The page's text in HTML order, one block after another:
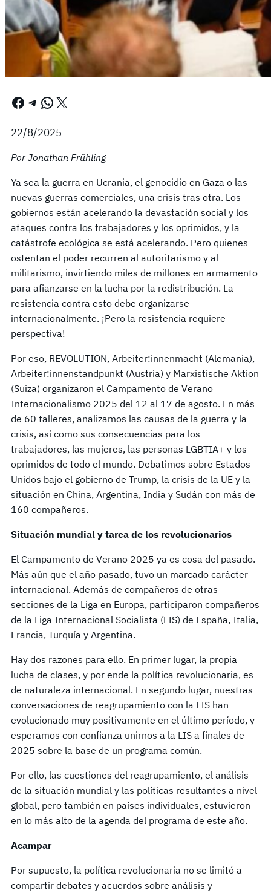
Facebook Telegram WhatsApp X
22/8/2025
Por Jonathan Frühling
Ya sea la guerra en Ucrania, el genocidio en Gaza o las
nuevas guerras comerciales, una crisis tras otra. Los
gobiernos están acelerando la devastación social y los
ataques contra los trabajadores y los oprimidos, y la
catástrofe ecológica se está acelerando. Pero quienes
ostentan el poder recurren al autoritarismo y al
militarismo, invirtiendo miles de millones en armamento
para afianzarse en la lucha por la redistribución. La
resistencia contra esto debe organizarse
internacionalmente. ¡Pero la resistencia requiere
perspectiva!
Por eso, REVOLUTION, Arbeiter:innenmacht (Alemania),
Arbeiter:innenstandpunkt (Austria) y Marxistische Aktion
(Suiza) organizaron el Campamento de Verano
Internacionalismo 2025 del 12 al 17 de agosto. En más
de 60 talleres, analizamos las causas de la guerra y la
crisis, así como sus consecuencias para los
trabajadores, las mujeres, las personas LGBTIA+ y los
oprimidos de todo el mundo. Debatimos sobre Estados
Unidos bajo el gobierno de Trump, la crisis de la UE y la
situación en China, Argentina, India y Sudán con más de
160 compañeros.
Situación mundial y tarea de los revolucionarios
El Campamento de Verano 2025 ya es cosa del pasado.
Más aún que el año pasado, tuvo un marcado carácter
internacional. Además de compañeros de otras
secciones de la Liga en Europa, participaron compañeros
de la Liga Internacional Socialista (LIS) de España, Italia,
Francia, Turquía y Argentina.
Hay dos razones para ello. En primer lugar, la propia
lucha de clases, y por ende la política revolucionaria, es
de naturaleza internacional. En segundo lugar, nuestras
conversaciones de reagrupamiento con la LIS han
evolucionado muy positivamente en el último período, y
esperamos con confianza unirnos a la LIS a finales de
2025 sobre la base de un programa común.
Por ello, las cuestiones del reagrupamiento, el análisis
de la situación mundial y las políticas resultantes a nivel
global, pero también en países individuales, estuvieron
en lo más alto de la agenda del programa de este año.
Acampar
Por supuesto, la política revolucionaria no se limitó a
compartir debates y acuerdos sobre análisis y